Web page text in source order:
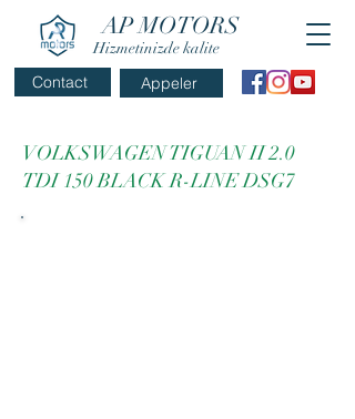
AP MOTORS
Hizmetinizde kalite
Appeler
Contact
VOLKSWAGEN TIGUAN II 2.0
TDI 150 BLACK R-LINE DSG7